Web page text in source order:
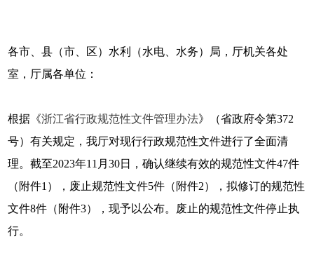
各市、县（市、区）水利（水电、水务）局，厅机关各处
室，厅属各单位：
根据《浙江省行政规范性文件管理办法》（省政府令第372
号）有关规定，我厅对现行行政规范性文件进行了全面清
理。截至2023年11月30日，确认继续有效的规范性文件47件
（附件1），废止规范性文件5件（附件2），拟修订的规范性
文件8件（附件3），现予以公布。废止的规范性文件停止执
行。